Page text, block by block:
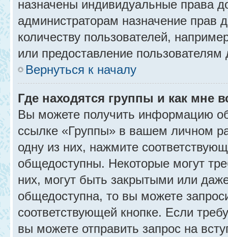
назначены индивидуальные права
администраторам назначение прав
количеству пользователей,
или предоставление
Вернуться к началу
Где находятся группы и как мне
Вы можете получить информацию
ссылке «Группы» в вашем личном
одну из них, нажмите
общедоступны. Некоторые могут
них, могут быть закрытыми или
общедоступна, то вы можете
соответствующей кнопке. Если
вы можете отправить запрос на